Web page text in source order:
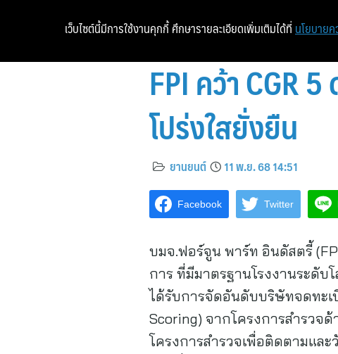
FPI คว้า CGR
โปร่งใสยั่งยืน
ยานยนต์ 11 พ.ย. 68 14:51
Facebook Twitter
บมจ.ฟอร์จูน พาร์ท อินดัสตรี้
การ ที่มีมาตรฐานโรงงานระดั
ได้รับการจัดอันดับบริษัทจดทะเ
Scoring) จากโครงการสำรวจ
โครงการสำรวจเพื่อติดตามแ
เว็บไซต์นี้มีการใช้งานคุกกี้ ศึกษารายละเอียดเพิ่มเติมได้ที่ นโยบายค